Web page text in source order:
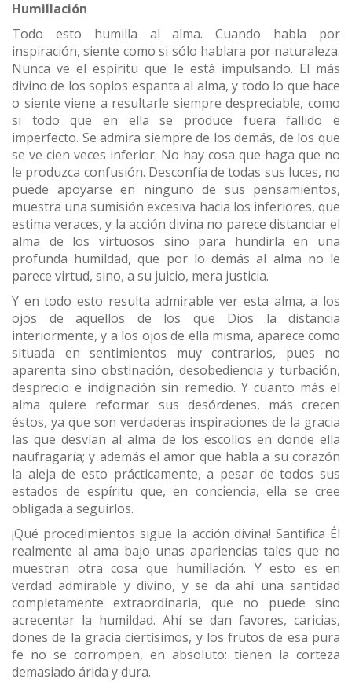
Humillación
Todo esto humilla al alma. Cuando habla por
inspiración, siente como si sólo hablara por naturaleza.
Nunca ve el espíritu que le está impulsando. El más
divino de los soplos espanta al alma, y todo lo que hace
o siente viene a resultarle siempre despreciable, como
si todo que en ella se produce fuera fallido e
imperfecto. Se admira siempre de los demás, de los que
se ve cien veces inferior. No hay cosa que haga que no
le produzca confusión. Desconfía de todas sus luces, no
puede apoyarse en ninguno de sus pensamientos,
muestra una sumisión excesiva hacia los inferiores, que
estima veraces, y la acción divina no parece distanciar el
alma de los virtuosos sino para hundirla en una
profunda humildad, que por lo demás al alma no le
parece virtud, sino, a su juicio, mera justicia.
Y en todo esto resulta admirable ver esta alma, a los
ojos de aquellos de los que Dios la distancia
interiormente, y a los ojos de ella misma, aparece como
situada en sentimientos muy contrarios, pues no
aparenta sino obstinación, desobediencia y turbación,
desprecio e indignación sin remedio. Y cuanto más el
alma quiere reformar sus desórdenes, más crecen
éstos, ya que son verdaderas inspiraciones de la gracia
las que desvían al alma de los escollos en donde ella
naufragaría; y además el amor que habla a su corazón
la aleja de esto prácticamente, a pesar de todos sus
estados de espíritu que, en conciencia, ella se cree
obligada a seguirlos.
¡Qué procedimientos sigue la acción divina! Santifica Él
realmente al ama bajo unas apariencias tales que no
muestran otra cosa que humillación. Y esto es en
verdad admirable y divino, y se da ahí una santidad
completamente extraordinaria, que no puede sino
acrecentar la humildad. Ahí se dan favores, caricias,
dones de la gracia ciertísimos, y los frutos de esa pura
fe no se corrompen, en absoluto: tienen la corteza
demasiado árida y dura.